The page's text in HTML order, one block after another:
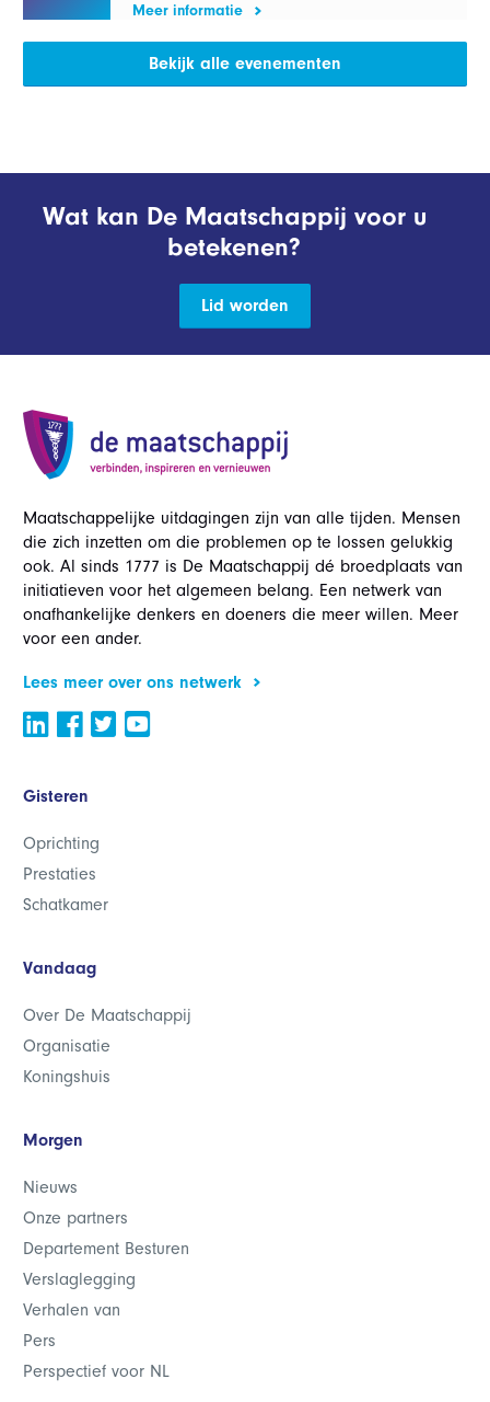
Meer informatie
Bekijk alle evenementen
Wat kan De Maatschappij voor u
betekenen?
Lid worden
Maatschappelijke uitdagingen zijn van alle tijden. Mensen
die zich inzetten om die problemen op te lossen gelukkig
ook. Al sinds 1777 is De Maatschappij dé broedplaats van
initiatieven voor het algemeen belang. Een netwerk van
onafhankelijke denkers en doeners die meer willen. Meer
voor een ander.
Lees meer over ons netwerk
Gisteren
Oprichting
Prestaties
Schatkamer
Vandaag
Over De Maatschappij
Organisatie
Koningshuis
Morgen
Nieuws
Onze partners
Departement Besturen
Verslaglegging
Verhalen van
Pers
Perspectief voor NL